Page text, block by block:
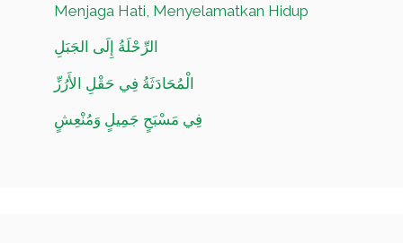
Menjaga Hati, Menyelamatkan Hidup
الرِّحْلَةُ إِلَى الجَبَلِ
الْمُحَادَثَةُ فِي حَقْلِ الأَرُزِّ
فِي مَسْبَحٍ جَمِيلٍ وَمُنْعِشٍ